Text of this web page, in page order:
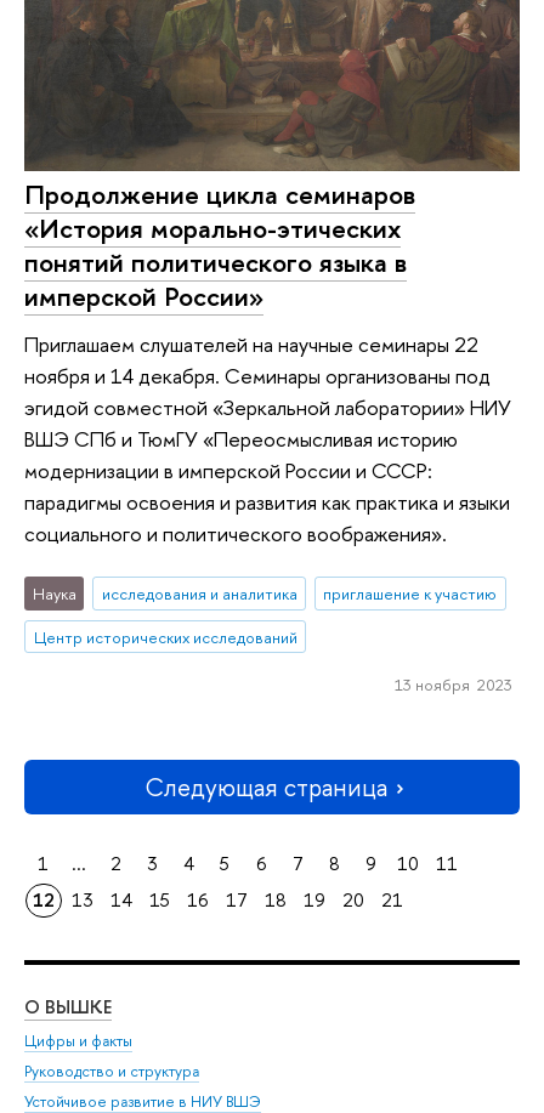
Продолжение цикла семинаров
«История морально-этических
понятий политического языка в
имперской России»
Приглашаем слушателей на научные семинары 22
ноября и 14 декабря. Семинары организованы под
эгидой совместной «Зеркальной лаборатории» НИУ
ВШЭ СПб и ТюмГУ «Переосмысливая историю
модернизации в имперской России и СССР:
парадигмы освоения и развития как практика и языки
социального и политического воображения».
Наука исследования и аналитика
приглашение к участию
Центр исторических исследований
13 ноября 2023
Следующая страница
1 ... 2 3 4 5 6 7 8 9 10
11
12
13 14 15 16 17 18 19 20 21
О ВЫШКЕ
Цифры и факты
Руководство и структура
Устойчивое развитие в НИУ ВШЭ